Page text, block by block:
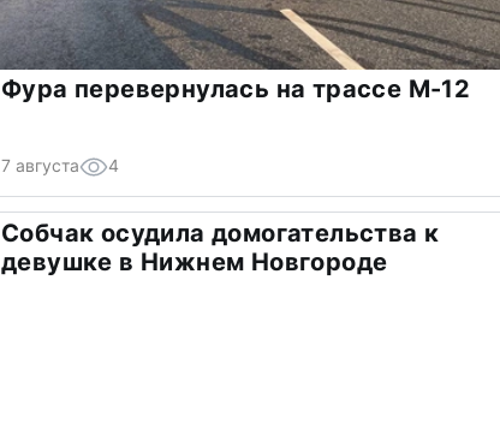
Фура перевернулась на трассе М-12
7 августа 4
Собчак осудила домогательства к
девушке в Нижнем Новгороде